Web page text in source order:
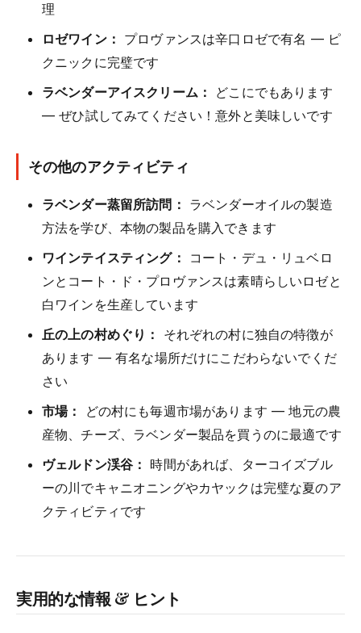
理
ロゼワイン： プロヴァンスは辛口ロゼで有名 — ピ
クニックに完璧です
ラベンダーアイスクリーム：
どこにでもあります
— ぜひ試してみてください！意外と美味しいです
その他のアクティビティ
ラベンダー蒸留所訪問： ラベンダーオイルの製造
方法を学び、本物の製品を購入できます
ワインテイスティング：
コート・デュ・リュベロ
ンとコート・ド・プロヴァンスは素晴らしいロゼと
白ワインを生産しています
丘の上の村めぐり：
それぞれの村に独自の特徴が
あります — 有名な場所だけにこだわらないでくだ
さい
市場：
どの村にも毎週市場があります — 地元の農
産物、チーズ、ラベンダー製品を買うのに最適です
ヴェルドン渓谷： 時間があれば、ターコイズブル
ーの川でキャニオニングやカヤックは完璧な夏のア
クティビティです
実用的な情報 & ヒント